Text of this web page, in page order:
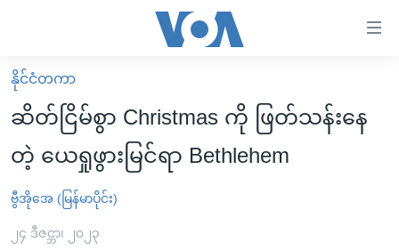
လွယ်ကူ
စေ
သည့်
Link
များ
ပင်မ
မူလစာမျက်နှာ
မြန်မာ
ကမ္ဘာ့သတင်းများ
နိုင်ငံတကာ
ဗွီဒီယို
နိုင်ငံတကာ
ဆိတ်ငြိမ်စွာ Christmas ကို ဖြတ်သန်းနေ
တဲ့ ယေရှုဖွားမြင်ရာ Bethlehem
ဗွီအိုအေ (မြန်မာပိုင်း)
၂၄ ဒီဇင္ဘာ၊ ၂၀၂၃